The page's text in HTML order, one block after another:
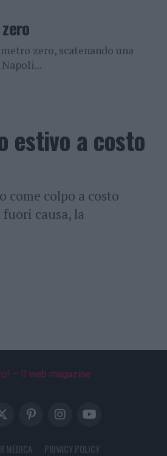
zero, scatenando una
estivo a costo
colpo a costo
causa, la
MEDICA PRIVACY POLICY